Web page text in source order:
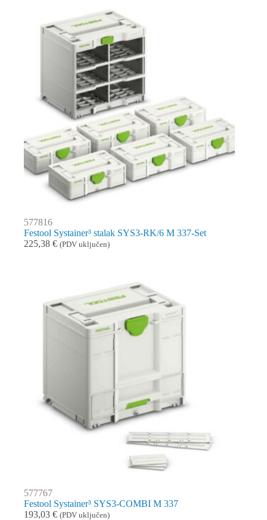
577816
Festool Systainer³ stalak SYS3-RK/6 M 337-Set
225,38 € (PDV uključen)
577767
Festool Systainer³ SYS3-COMBI M 337
193,03 € (PDV uključen)